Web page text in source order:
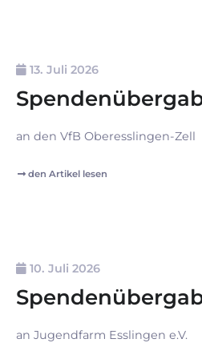
13. Juli 2026
an den VfB Oberesslingen-Zell
den Artikel lesen
10. Juli 2026
an Jugendfarm Esslingen e.V.